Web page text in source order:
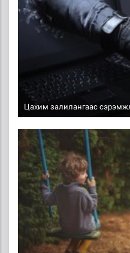
Цахим залилангаас